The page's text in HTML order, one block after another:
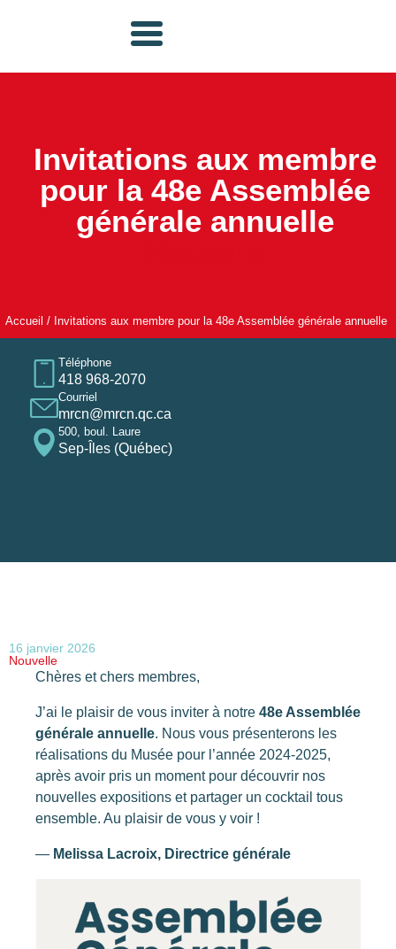
Invitations aux membre
pour la 48e Assemblée
générale annuelle
Accueil / Invitations aux membre pour la 48e Assemblée générale annuelle
Téléphone
418 968-2070
Courriel
mrcn@mrcn.qc.ca
500, boul. Laure
Sep-Îles (Québec)
16 janvier 2026
Nouvelle
Chères et chers membres,
J’ai le plaisir de vous inviter à notre 48e Assemblée
générale annuelle. Nous vous présenterons les
réalisations du Musée pour l’année 2024-2025,
après avoir pris un moment pour découvrir nos
nouvelles expositions et partager un cocktail tous
ensemble. Au plaisir de vous y voir !
— Melissa Lacroix, Directrice générale